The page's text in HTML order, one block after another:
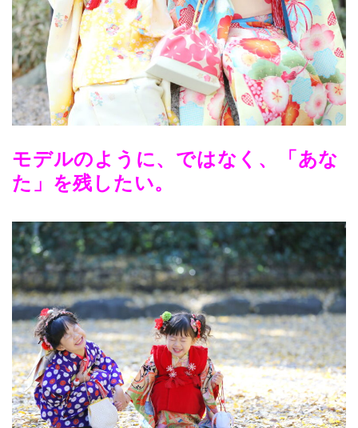
モデルのように、ではなく、「あな
た」を残したい。